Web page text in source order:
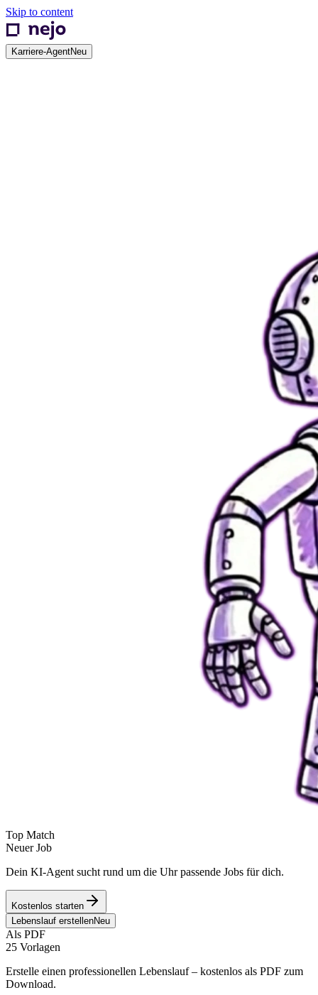
Skip to content
Karriere-AgentNeu
Top Match
Neuer Job
Dein KI-Agent sucht rund um die Uhr passende Jobs für dich.
Kostenlos starten
Lebenslauf erstellenNeu
Als PDF
25 Vorlagen
Erstelle einen professionellen Lebenslauf – kostenlos als PDF zum
Download.